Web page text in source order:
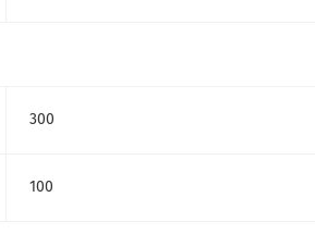
300
100